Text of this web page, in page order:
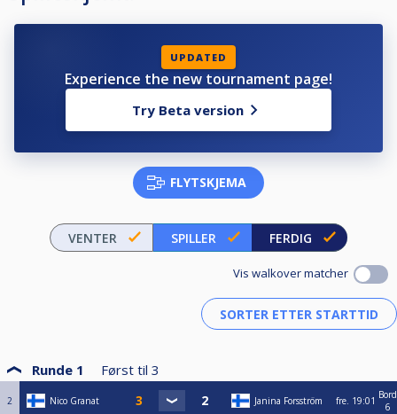
UPDATED
Experience the new tournament page!
Try Beta version
FLYTSKJEMA
VENTER SPILLER FERDIG
Vis walkover matcher
Runde 1 Først til 3
2 Nico Granat Janina Forsström fre. 19:01 Bord
6